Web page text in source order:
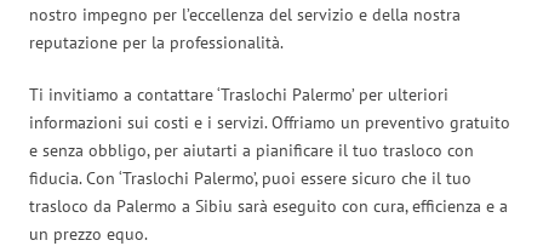
nostro impegno per l’eccellenza del servizio e della nostra
reputazione per la professionalità.
Ti invitiamo a contattare ‘Traslochi Palermo’ per ulteriori
informazioni sui costi e i servizi. Offriamo un preventivo gratuito
e senza obbligo, per aiutarti a pianificare il tuo trasloco con
fiducia. Con ‘Traslochi Palermo’, puoi essere sicuro che il tuo
trasloco da Palermo a Sibiu sarà eseguito con cura, efficienza e a
un prezzo equo.